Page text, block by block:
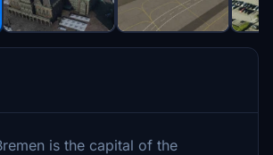
is the capital of the